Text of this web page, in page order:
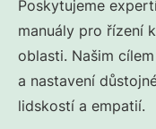
Poskytujeme
manuály pro řízení
oblasti. Našim
a nastavení
lidskostí a empatií.